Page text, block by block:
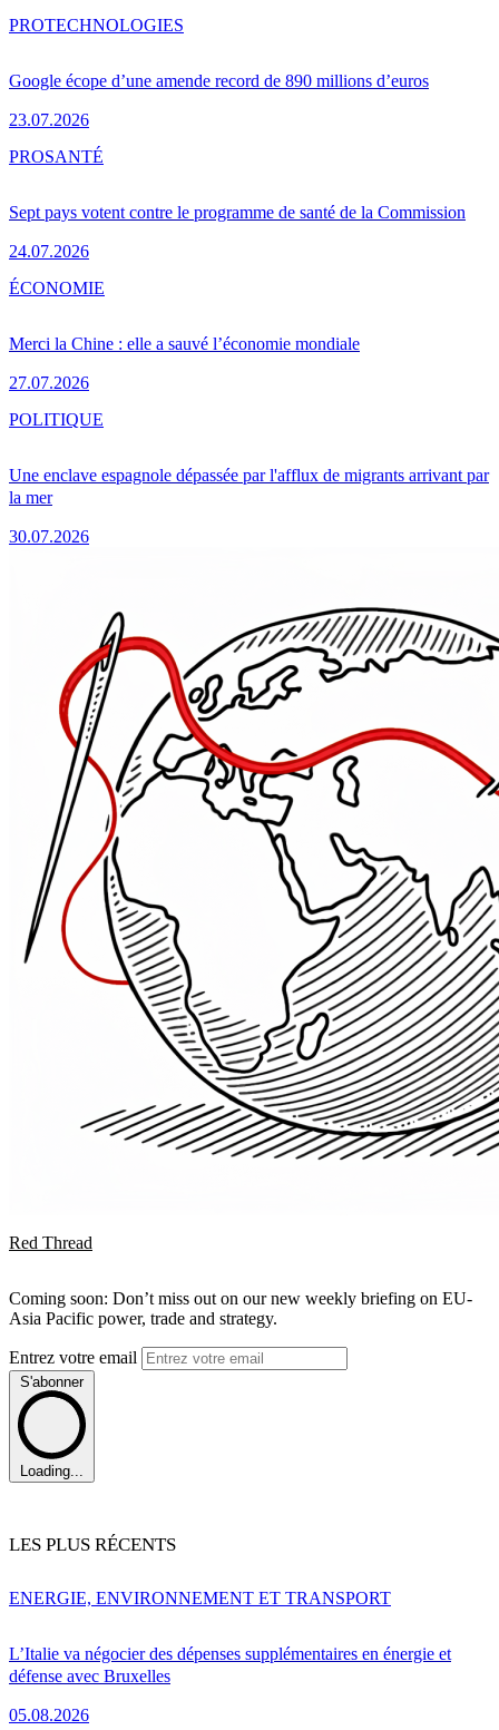
Google écope d’une amende record de 890 millions d’euros
23.07.2026
PROTECHNOLOGIES
Sept pays votent contre le programme de santé de la Commission
24.07.2026
PROSANTÉ
Merci la Chine : elle a sauvé l’économie mondiale
27.07.2026
ÉCONOMIE
Une enclave espagnole dépassée par l'afflux de migrants arrivant par
la mer
30.07.2026
POLITIQUE
Red Thread
Coming soon: Don’t miss out on our new weekly briefing on EU-
Asia Pacific power, trade and strategy.
Entrez votre email
S'abonner
Loading...
LES PLUS RÉCENTS
L’Italie va négocier des dépenses supplémentaires en énergie et
défense avec Bruxelles
05.08.2026
ENERGIE, ENVIRONNEMENT ET TRANSPORT